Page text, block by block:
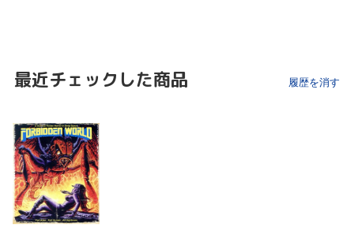
最近チェックした商品 履歴を消す